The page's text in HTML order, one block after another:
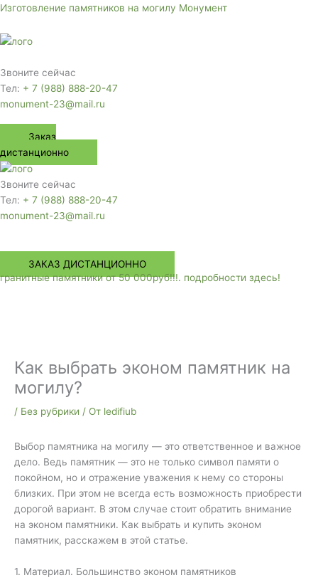
Перейти
содержимому
Изготовление памятников на могилу Монумент
Звоните сейчас
Тел: + 7 (988) 888-20-47
monument-23@mail.ru
Заказ
дистанционно
Звоните сейчас
Тел: + 7 (988) 888-20-47
monument-23@mail.ru
Меню
ЗАКАЗ ДИСТАНЦИОННО
гранитные памятники от 50 000руб!!!. подробности здесь!
Как выбрать эконом памятник на
могилу?
/ Без рубрики / От ledifiub
Выбор памятника на могилу — это ответственное и важное
дело. Ведь памятник — это не только символ памяти о
покойном, но и отражение уважения к нему со стороны
близких. При этом не всегда есть возможность приобрести
дорогой вариант. В этом случае стоит обратить внимание
на эконом памятники. Как выбрать и купить эконом
памятник, расскажем в этой статье.
1. Материал. Большинство эконом памятников